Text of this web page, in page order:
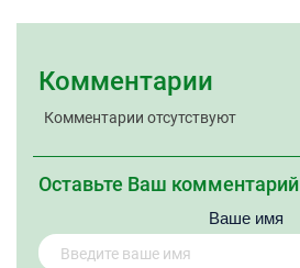
Комментарии
Комментарии отсутствуют
Оставьте Ваш комментарий
Ваше имя